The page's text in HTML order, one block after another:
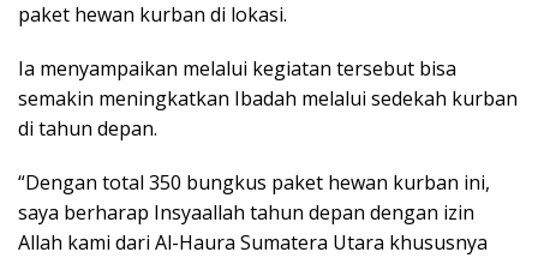
paket hewan kurban di lokasi.
Ia menyampaikan melalui kegiatan tersebut bisa
semakin meningkatkan Ibadah melalui sedekah kurban
di tahun depan.
“Dengan total 350 bungkus paket hewan kurban ini,
saya berharap Insyaallah tahun depan dengan izin
Allah kami dari Al-Haura Sumatera Utara khususnya